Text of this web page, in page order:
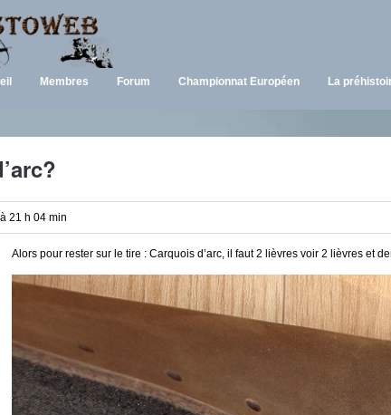
Membres Forum Championnat Européen La
21 h 04 min
Alors pour rester sur le tire : Carquois d’arc, il faut 2 lièvres voir 2 lièvres et